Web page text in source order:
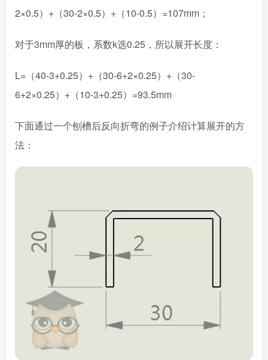
2×0.5）+（30-2×0.5）+（10-0.5）=107mm；
对于3mm厚的板，系数k选0.25，所以展开长度：
L=（40-3+0.25）+（30-6+2×0.25）+（30-
6+2×0.25）+（10-3+0.25）=93.5mm
下面通过一个刨槽后反向折弯的例子介绍计算展开的方
法：